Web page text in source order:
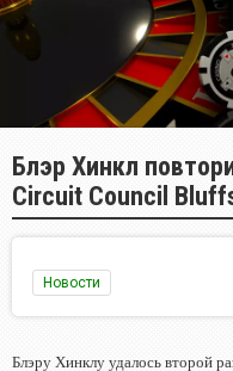
Блэр Хинкл
Circuit Council
Новости
Блэру Хинклу удалось второй